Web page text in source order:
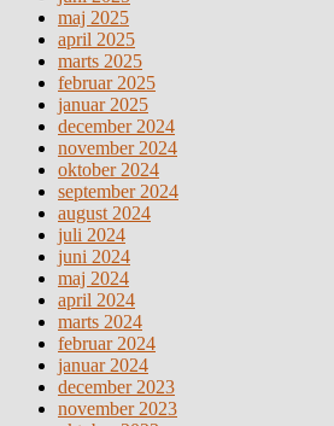
maj 2025
april 2025
marts 2025
februar 2025
januar 2025
december 2024
november 2024
oktober 2024
september 2024
august 2024
juli 2024
juni 2024
maj 2024
april 2024
marts 2024
februar 2024
januar 2024
december 2023
november 2023